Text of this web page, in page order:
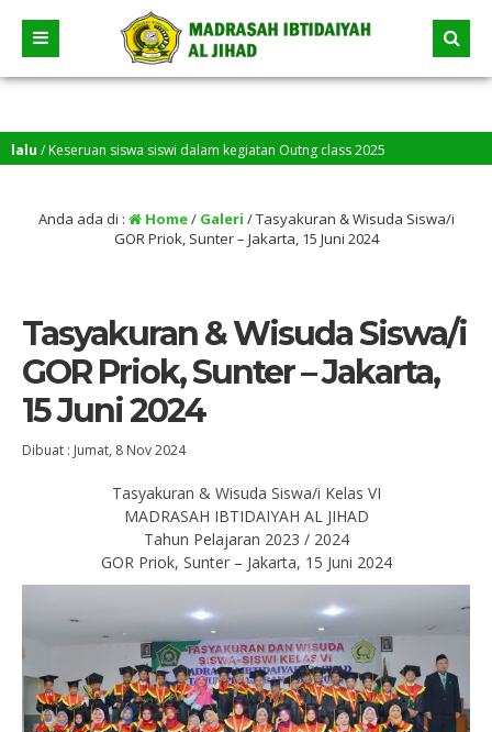
siswa siswi dalam kegiatan Outng class 2025
Anda ada di : Home/ Galeri /Tasyakuran & Wisuda Siswa/i
GOR Priok, Sunter – Jakarta, 15 Juni 2024
Tasyakuran & Wisuda Siswa/i
GOR Priok, Sunter – Jakarta,
15 Juni 2024
Dibuat : Jumat, 8 Nov 2024
Tasyakuran & Wisuda Siswa/i Kelas VI
MADRASAH IBTIDAIYAH AL JIHAD
Tahun Pelajaran 2023 / 2024
GOR Priok, Sunter – Jakarta, 15 Juni 2024